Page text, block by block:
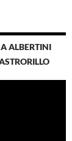
ALBERTINI